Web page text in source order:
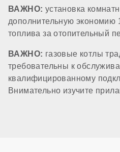
Расширительный бак
есть (10
Циркуляционный насос
ВАЖНО: установка
дополнительную экономию
топлива за отопительный
ВАЖНО: газовые котлы
требовательны к
квалифицированному
Внимательно изучите